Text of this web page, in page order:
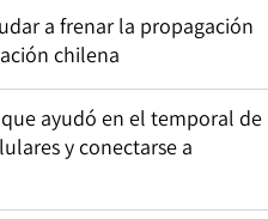
a frenar la propagación
chilena
ayudó en el temporal de
y conectarse a